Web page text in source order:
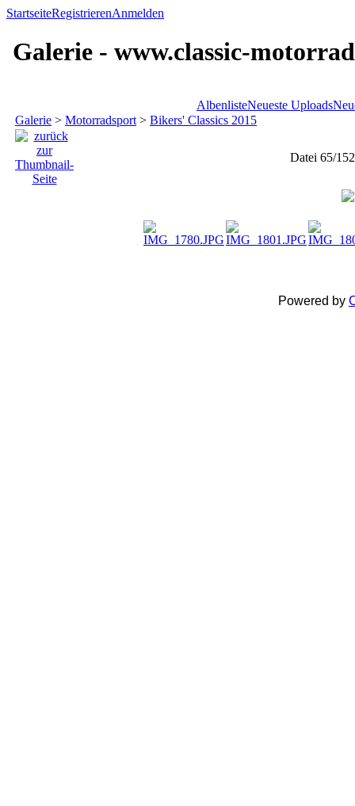
StartseiteRegistrierenAnmelden
Galerie - www.classic-
AlbenlisteNeueste Uploads
Galerie > Motorradsport > Bikers' Classics 2015
Datei 65/152
Powered by